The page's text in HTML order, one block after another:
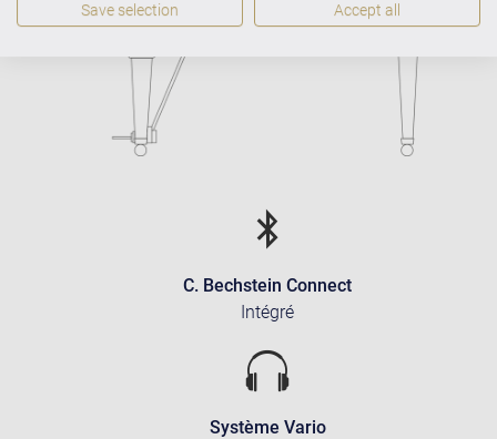
C. Bechstein Connect
Intégré
Système Vario
Save selection Accept all